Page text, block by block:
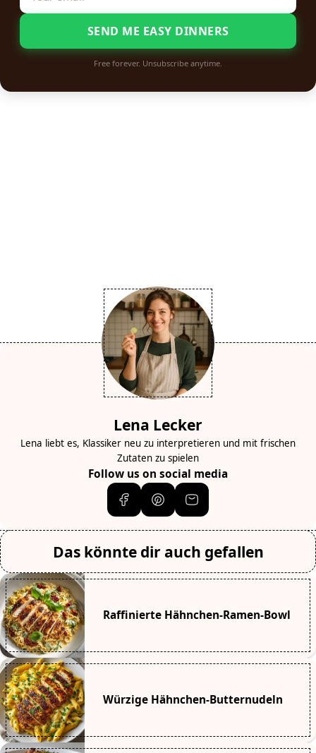
SEND ME EASY DINNERS
Free forever. Unsubscribe anytime.
Lena Lecker
Lena liebt es, Klassiker neu zu interpretieren und mit frischen
Zutaten zu spielen
Follow us on social media
Das könnte dir auch gefallen
Raffinierte Hähnchen-Ramen-Bowl
Würzige Hähnchen-Butternudeln